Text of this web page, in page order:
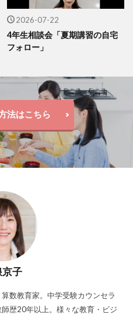
2026-07-22
4年生相談会「夏期講習の自宅
フォロー」
法はこちら
京子
数教育家。中学受験カウンセラ
歴20年以上。様々な教育・ビジ